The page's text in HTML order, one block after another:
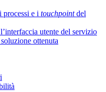
processi e i touchpointdel
utente del servizio
ottenuta